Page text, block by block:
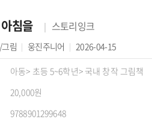
침을 스토리잉크
림 웅진주니어 2026-04-15
아동> 초등 5~6학년> 국내 창작 그림책
20,000원
9788901299648